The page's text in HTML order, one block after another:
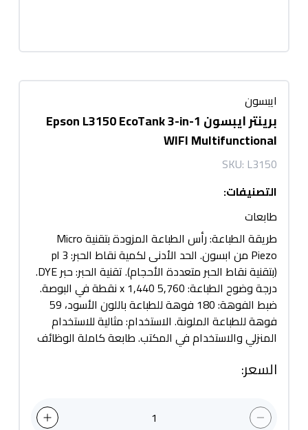
ايبسون
برينتر ايبسون Epson L3150 EcoTank 3-in-1
WIFI Multifunctional
SKU: L3150
التصنيفات:
طابعات
طريقة الطباعة: رأس الطباعة المزودة بتقنية Micro
Piezo من ابسون. الحد الأدنى لكمية نقاط الحبر: 3 pl
(بتقنية نقاط الحبر متعددة الأحجام). تقنية الحبر: حبر DYE.
درجة وضوح الطباعة: 5,760 x 1,440 نقطة في البوصة.
ضبط الفوهة: 180 فوهة للطباعة باللون الأسود، 59
فوهة للطباعة الملونة. الاستخدام: مثالية للاستخدام
المنزلي والاستخدام في المكتب. طابعة كاملة الوظائف
السعر:
1